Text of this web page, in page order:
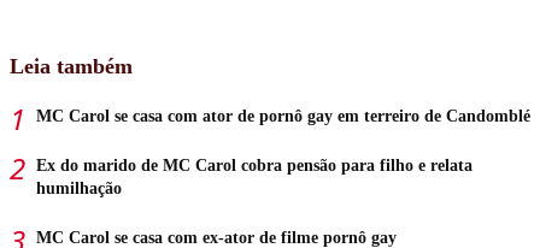
Leia também
MC Carol se casa com ator de pornô gay em terreiro de Candomblé
Ex do marido de MC Carol cobra pensão para filho e relata
humilhação
MC Carol se casa com ex-ator de filme pornô gay